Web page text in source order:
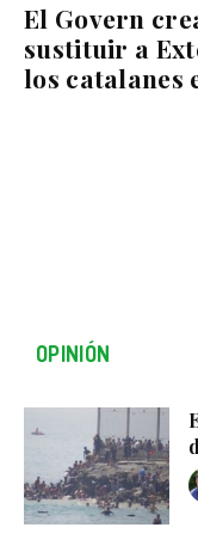
El Govern
sustituir a
los catalanes
OPINIÓN